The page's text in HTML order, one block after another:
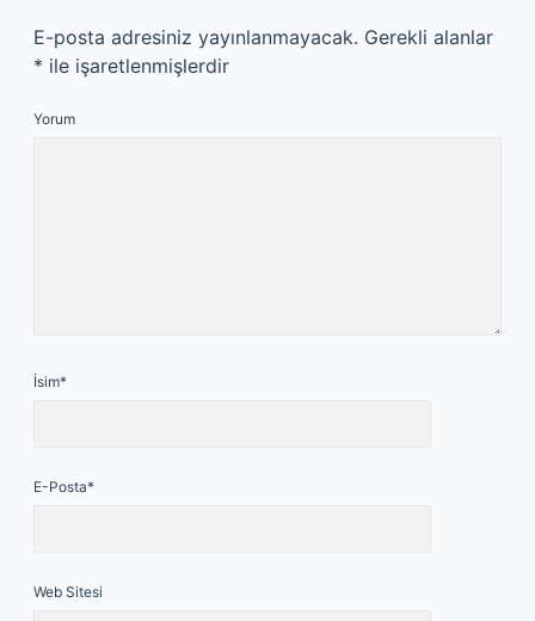
E-posta adresiniz yayınlanmayacak. Gerekli alanlar
* ile işaretlenmişlerdir
Yorum
İsim*
E-Posta*
Web Sitesi